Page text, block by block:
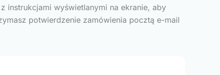
instrukcjami wyświetlanymi na ekranie, aby
potwierdzenie zamówienia pocztą e-mail